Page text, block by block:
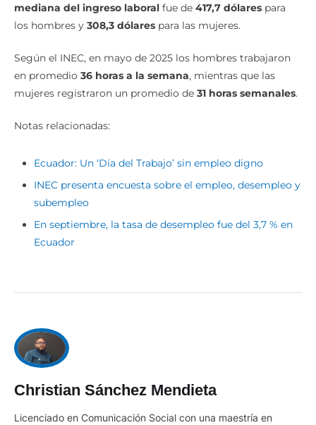
mediana del ingreso laboral fue de 417,7 dólares para
los hombres y 308,3 dólares para las mujeres.
Según el INEC, en mayo de 2025 los hombres trabajaron
en promedio 36 horas a la semana, mientras que las
mujeres registraron un promedio de 31 horas semanales.
Notas relacionadas:
Ecuador: Un ‘Día del Trabajo’ sin empleo digno
INEC presenta encuesta sobre el empleo, desempleo y
subempleo
En septiembre, la tasa de desempleo fue del 3,7 % en
Ecuador
Christian Sánchez Mendieta
Licenciado en Comunicación Social con una maestría en